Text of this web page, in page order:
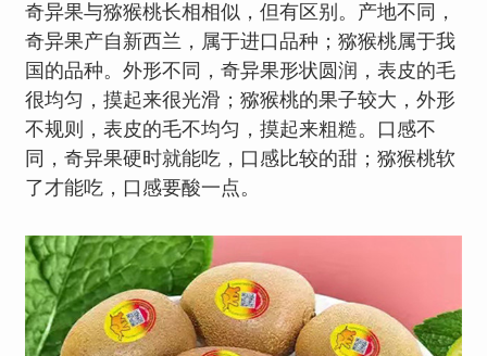
奇异果与猕猴桃长相相似，但有区别。产地不同，
奇异果产自新西兰，属于进口品种；猕猴桃属于我
国的品种。外形不同，奇异果形状圆润，表皮的毛
很均匀，摸起来很光滑；猕猴桃的果子较大，外形
不规则，表皮的毛不均匀，摸起来粗糙。口感不
同，奇异果硬时就能吃，口感比较的甜；猕猴桃软
了才能吃，口感要酸一点。